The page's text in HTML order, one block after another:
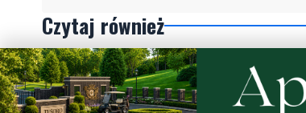
Czytaj również